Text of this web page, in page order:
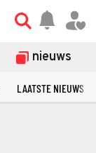
nieuws
LAATSTE NIEUWS